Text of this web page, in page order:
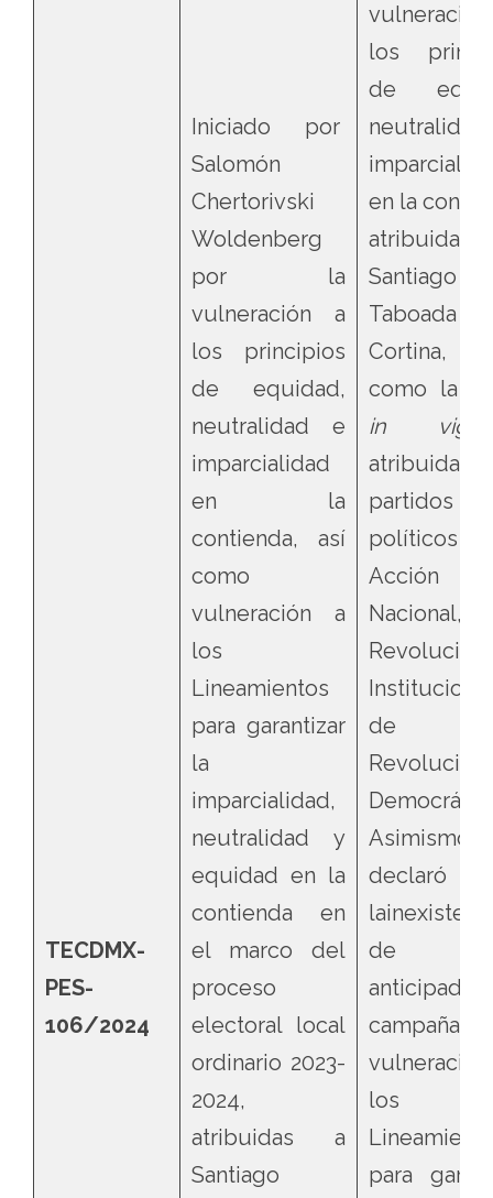
TECDMX-
PES-
106/2024
Iniciado por
Salomón
Chertorivski
Woldenberg
por la
vulneración a
los principios
de equidad,
neutralidad e
imparcialidad
en la
contienda, así
como
vulneración a
los
Lineamientos
para garantizar
la
imparcialidad,
neutralidad y
equidad en la
contienda en
el marco del
proceso
electoral local
ordinario 2023-
2024,
atribuidas a
Santiago
los
de
en la
Santiago
Taboada
Cortina,
como la
in
atribuida
partidos
políticos
Acción
Nacional,
de
Revolución
declaró
de
campaña,
los
para